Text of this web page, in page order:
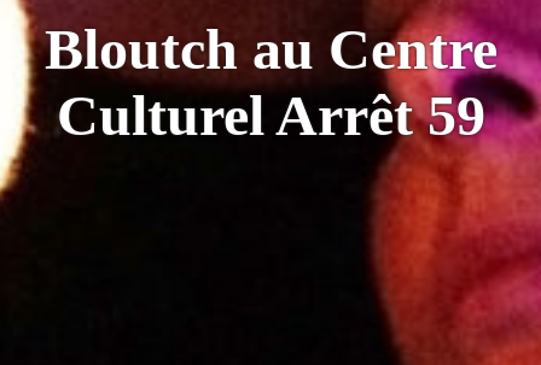
Bloutch au Centre
Culturel Arrêt 59